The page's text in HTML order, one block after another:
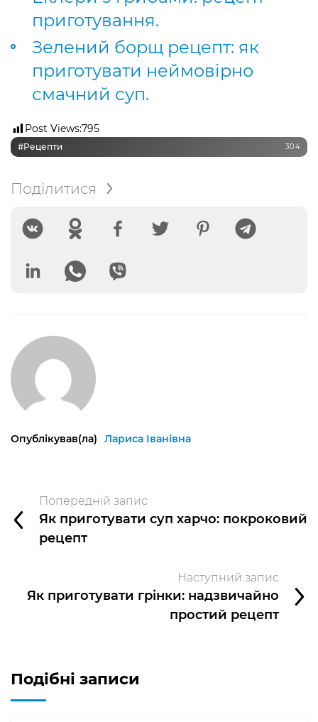
приготування.
Зелений борщ рецепт: як
приготувати неймовірно
смачний суп.
Post Views:795
#рецепти 304
Поділитися
Опублікував(ла) Лариса Іванівна
Попередній запис
Як приготувати суп харчо: покроковий
рецепт
Наступний запис
Як приготувати грінки: надзвичайно
простий рецепт
Подібні записи